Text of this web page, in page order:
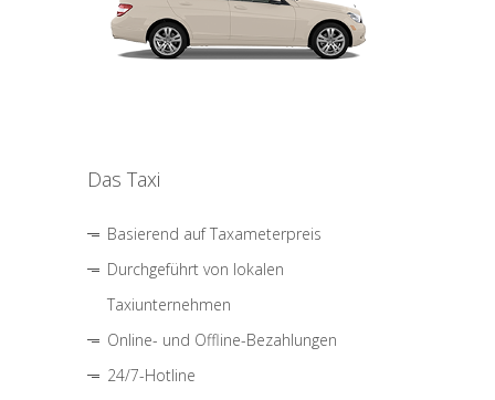
Das Taxi
Basierend auf Taxameterpreis
Durchgeführt von lokalen
Taxiunternehmen
Online- und Offline-Bezahlungen
24/7-Hotline